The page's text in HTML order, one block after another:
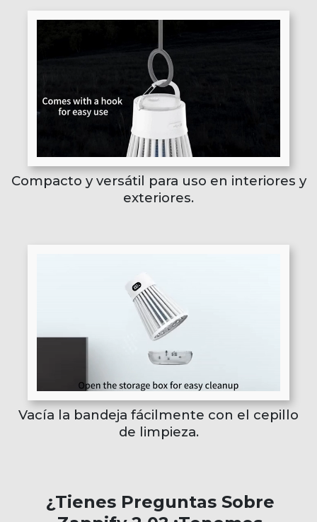
Compacto y versátil para uso en interiores y
exteriores.
Vacía la bandeja fácilmente con el cepillo
de limpieza.
¿Tienes Preguntas Sobre